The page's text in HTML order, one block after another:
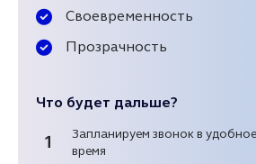
Своевременность
Прозрачность
Что будет дальше?
1
Запланируем звонок в
время